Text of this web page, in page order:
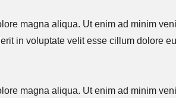
magna aliqua. Ut enim ad minim
in voluptate velit esse cillum dolore
magna aliqua. Ut enim ad minim